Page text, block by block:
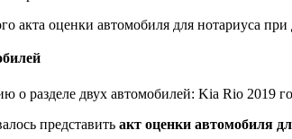
акта оценки автомобиля для нотариуса
о разделе двух автомобилей: Kia Rio 2019
представить акт оценки автомобиля